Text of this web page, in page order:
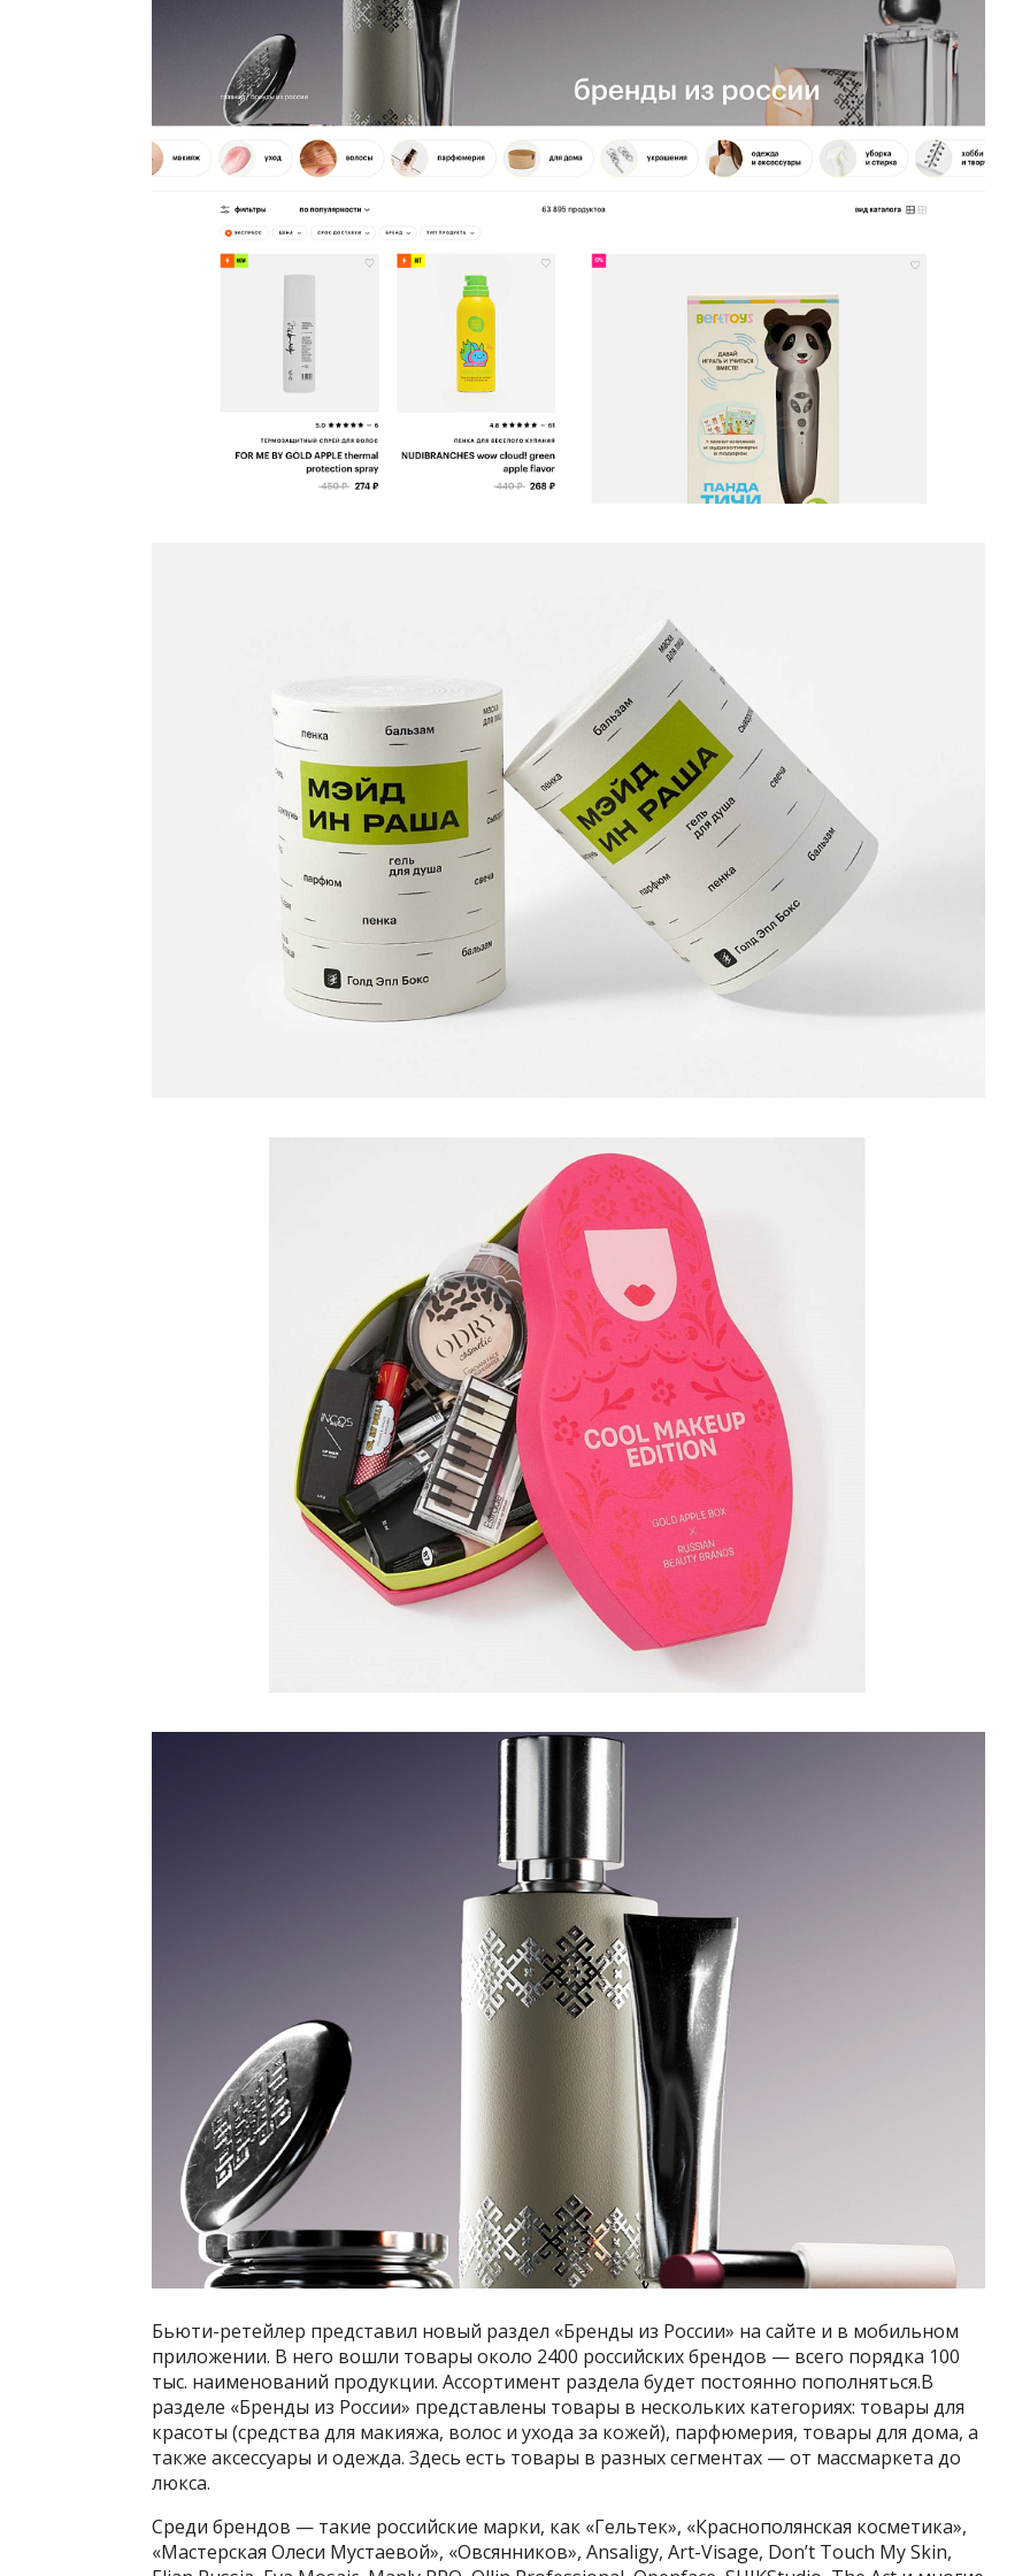
Бьюти-ретейлер представил новый раздел «Бренды из России» на сайте и в мобильном
приложении. В него вошли товары около 2400 российских брендов — всего порядка 100
тыс. наименований продукции. Ассортимент раздела будет постоянно пополняться.В
разделе «Бренды из России» представлены товары в нескольких категориях: товары для
красоты (средства для макияжа, волос и ухода за кожей), парфюмерия, товары для дома, а
также аксессуары и одежда. Здесь есть товары в разных сегментах — от массмаркета до
люкса.
Среди брендов — такие российские марки, как «Гельтек», «Краснополянская косметика»,
«Мастерская Олеси Мустаевой», «Овсянников», Ansaligy, Art-Visage, Don’t Touch My Skin,